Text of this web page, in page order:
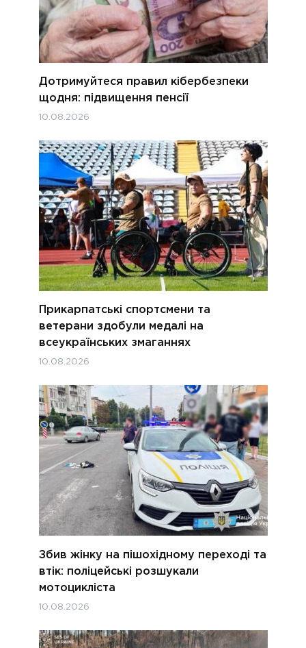
Дотримуйтеся правил кібербезпеки
щодня: підвищення пенсії
10.08.2026
Прикарпатські спортсмени та
ветерани здобули медалі на
всеукраїнських змаганнях
10.08.2026
Збив жінку на пішохідному переході та
втік: поліцейські розшукали
мотоцикліста
10.08.2026